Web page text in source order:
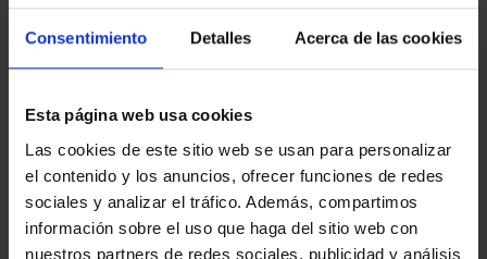
Consentimiento Detalles Acerca de las cookies
Esta página web usa cookies
Las cookies de este sitio web se usan para personalizar
el contenido y los anuncios, ofrecer funciones de redes
sociales y analizar el tráfico. Además, compartimos
información sobre el uso que haga del sitio web con
nuestros partners de redes sociales, publicidad y análisis